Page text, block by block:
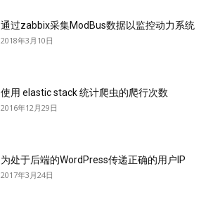
通过zabbix采集ModBus数据以监控动力系统
2018年3月10日
使用 elastic stack 统计爬虫的爬行次数
2016年12月29日
为处于后端的WordPress传递正确的用户IP
2017年3月24日